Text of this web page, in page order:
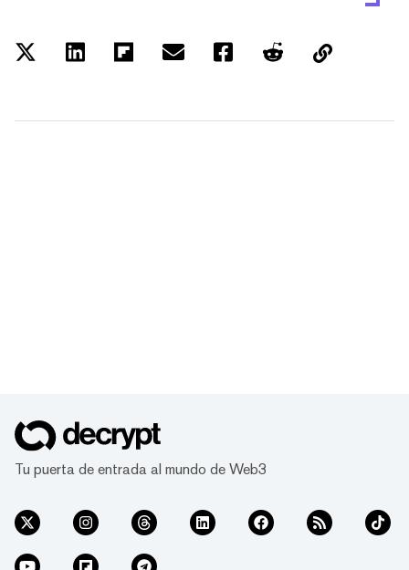
Tu puerta de entrada al mundo de Web3